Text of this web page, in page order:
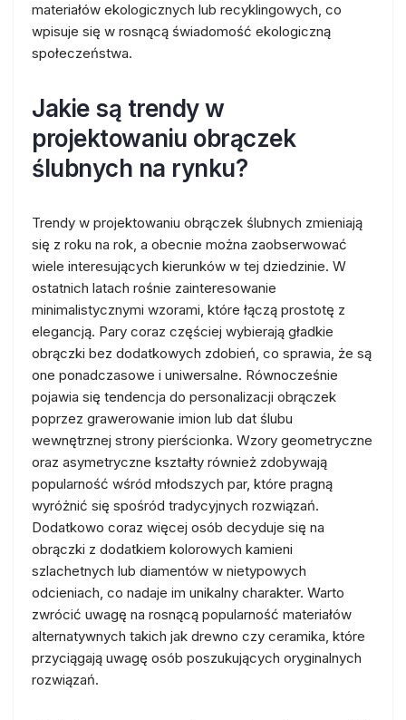
materiałów ekologicznych lub recyklingowych, co
wpisuje się w rosnącą świadomość ekologiczną
społeczeństwa.
Jakie są trendy w
projektowaniu obrączek
ślubnych na rynku?
Trendy w projektowaniu obrączek ślubnych zmieniają
się z roku na rok, a obecnie można zaobserwować
wiele interesujących kierunków w tej dziedzinie. W
ostatnich latach rośnie zainteresowanie
minimalistycznymi wzorami, które łączą prostotę z
elegancją. Pary coraz częściej wybierają gładkie
obrączki bez dodatkowych zdobień, co sprawia, że są
one ponadczasowe i uniwersalne. Równocześnie
pojawia się tendencja do personalizacji obrączek
poprzez grawerowanie imion lub dat ślubu
wewnętrznej strony pierścionka. Wzory geometryczne
oraz asymetryczne kształty również zdobywają
popularność wśród młodszych par, które pragną
wyróżnić się spośród tradycyjnych rozwiązań.
Dodatkowo coraz więcej osób decyduje się na
obrączki z dodatkiem kolorowych kamieni
szlachetnych lub diamentów w nietypowych
odcieniach, co nadaje im unikalny charakter. Warto
zwrócić uwagę na rosnącą popularność materiałów
alternatywnych takich jak drewno czy ceramika, które
przyciągają uwagę osób poszukujących oryginalnych
rozwiązań.